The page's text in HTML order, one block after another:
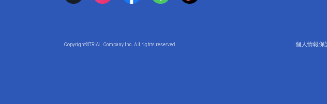
Copyright©TRIAL Company Inc. All rights reserved. 個人情報保